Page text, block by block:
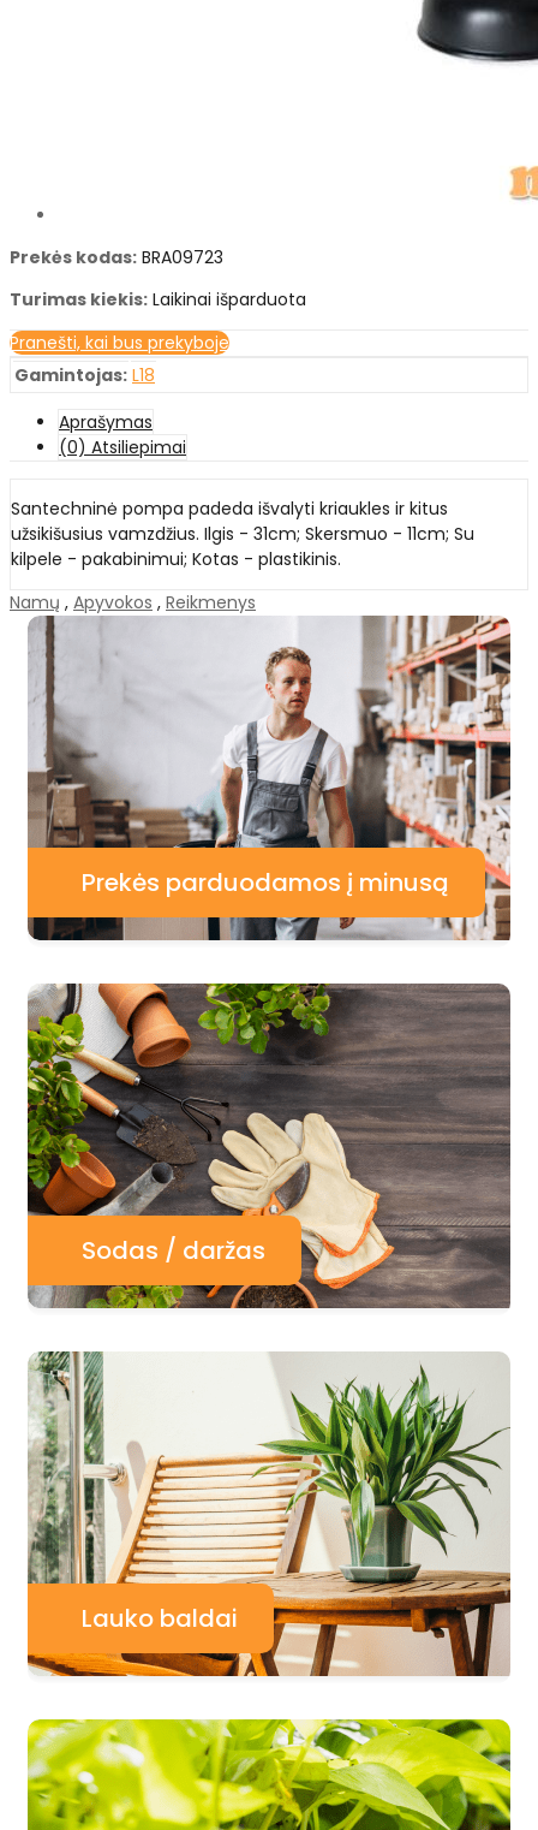
Prekės kodas: BRA09723
Turimas kiekis: Laikinai išparduota
Pranešti, kai bus prekyboje
Gamintojas: L18
Aprašymas
(0) Atsiliepimai
Santechninė pompa padeda išvalyti kriaukles ir kitus
užsikišusius vamzdžius. Ilgis - 31cm; Skersmuo - 11cm; Su
kilpele - pakabinimui; Kotas - plastikinis.
Namų , Apyvokos , Reikmenys
Prekės parduodamos į minusą
Sodas / daržas
Lauko baldai